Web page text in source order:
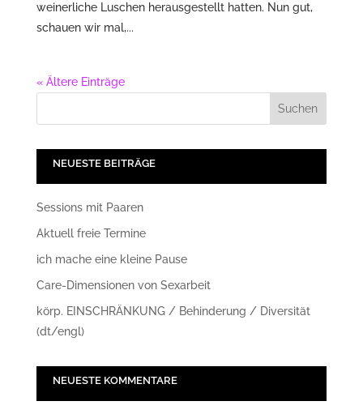
weinerliche Luschen herausgestellt hatten. Nun gut,
schauen wir mal,...
« Ältere Einträge
NEUESTE BEITRÄGE
Sessions mit Paaren
Aktuell freie Termine
ich mache eine kleine Pause
Care-Dimensionen von Sexarbeit
körp. EINSCHRÄNKUNG / Behinderung / Diversität
(dt/engl)
NEUESTE KOMMENTARE